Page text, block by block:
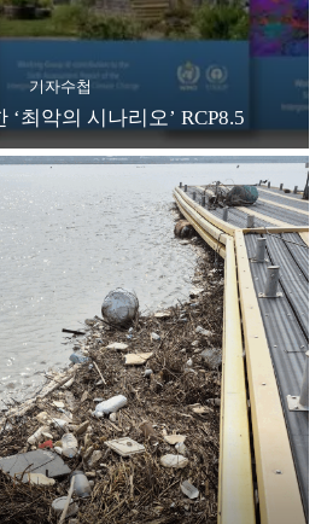
기자수첩
‘최악의 시나리오’ RCP8.5